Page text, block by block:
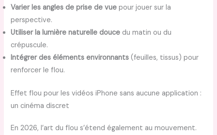
Varier les angles de prise de vue pour jouer sur la
perspective.
Utiliser la lumière naturelle douce du matin ou du
crépuscule.
Intégrer des éléments environnants (feuilles, tissus) pour
renforcer le flou.
Effet flou pour les vidéos iPhone sans aucune application :
un cinéma discret
En 2026, l’art du flou s’étend également au mouvement.